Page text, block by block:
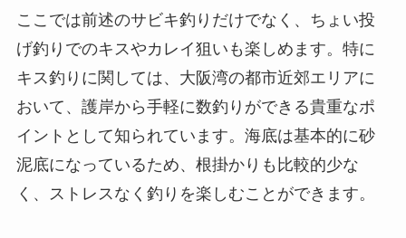
ここでは前述のサビキ釣りだけでなく、ちょい投
げ釣りでのキスやカレイ狙いも楽しめます。特に
キス釣りに関しては、大阪湾の都市近郊エリアに
おいて、護岸から手軽に数釣りができる貴重なポ
イントとして知られています。海底は基本的に砂
泥底になっているため、根掛かりも比較的少な
く、ストレスなく釣りを楽しむことができます。